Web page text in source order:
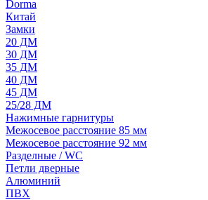
Dorma
Китай
Замки
20 ДМ
30 ДМ
35 ДМ
40 ДМ
45 ДМ
25/28 ДМ
Нажимные гарнитуры
Межосевое расстояние 85 мм
Межосевое расстояние 92 мм
Разделные / WC
Петли дверные
Алюминий
ПВХ